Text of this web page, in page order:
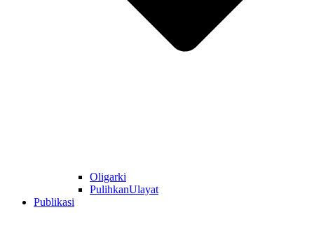
Oligarki
PulihkanUlayat
Publikasi